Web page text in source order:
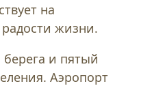
на
жизни.
и пятый
Аэропорт